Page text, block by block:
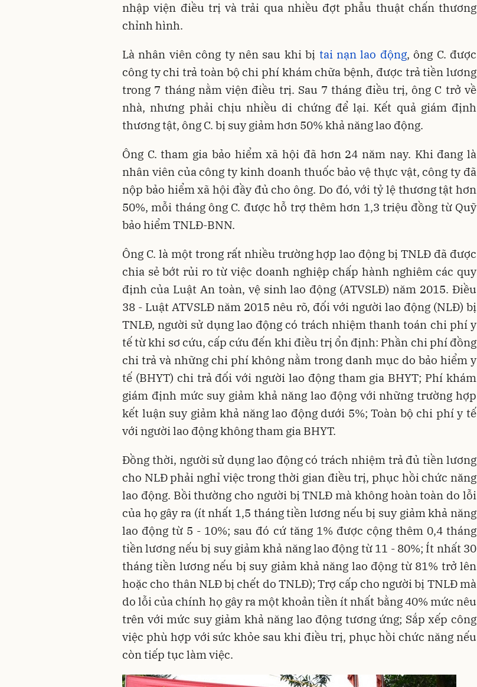
nhập viện điều trị và trải qua nhiều đợt phẫu thuật chấn thương
chỉnh hình.
Là nhân viên công ty nên sau khi bị tai nạn lao động, ông C. được
công ty chi trả toàn bộ chi phí khám chữa bệnh, được trả tiền lương
trong 7 tháng nằm viện điều trị. Sau 7 tháng điều trị, ông C trở về
nhà, nhưng phải chịu nhiều di chứng để lại. Kết quả giám định
thương tật, ông C. bị suy giảm hơn 50% khả năng lao động.
Ông C. tham gia bảo hiểm xã hội đã hơn 24 năm nay. Khi đang là
nhân viên của công ty kinh doanh thuốc bảo vệ thực vật, công ty đã
nộp bảo hiểm xã hội đầy đủ cho ông. Do đó, với tỷ lệ thương tật hơn
50%, mỗi tháng ông C. được hỗ trợ thêm hơn 1,3 triệu đồng từ Quỹ
bảo hiểm TNLĐ-BNN.
Ông C. là một trong rất nhiều trường hợp lao động bị TNLĐ đã được
chia sẻ bớt rủi ro từ việc doanh nghiệp chấp hành nghiêm các quy
định của Luật An toàn, vệ sinh lao động (ATVSLĐ) năm 2015. Điều
38 - Luật ATVSLĐ năm 2015 nêu rõ, đối với người lao động (NLĐ) bị
TNLĐ, người sử dụng lao động có trách nhiệm thanh toán chi phí y
tế từ khi sơ cứu, cấp cứu đến khi điều trị ổn định: Phần chi phí đồng
chi trả và những chi phí không nằm trong danh mục do bảo hiểm y
tế (BHYT) chi trả đối với người lao động tham gia BHYT; Phí khám
giám định mức suy giảm khả năng lao động với những trường hợp
kết luận suy giảm khả năng lao động dưới 5%; Toàn bộ chi phí y tế
với người lao động không tham gia BHYT.
Đồng thời, người sử dụng lao động có trách nhiệm trả đủ tiền lương
cho NLĐ phải nghỉ việc trong thời gian điều trị, phục hồi chức năng
lao động. Bồi thường cho người bị TNLĐ mà không hoàn toàn do lỗi
của họ gây ra (ít nhất 1,5 tháng tiền lương nếu bị suy giảm khả năng
lao động từ 5 - 10%; sau đó cứ tăng 1% được cộng thêm 0,4 tháng
tiền lương nếu bị suy giảm khả năng lao động từ 11 - 80%; Ít nhất 30
tháng tiền lương nếu bị suy giảm khả năng lao động từ 81% trở lên
hoặc cho thân NLĐ bị chết do TNLĐ); Trợ cấp cho người bị TNLĐ mà
do lỗi của chính họ gây ra một khoản tiền ít nhất bằng 40% mức nêu
trên với mức suy giảm khả năng lao động tương ứng; Sắp xếp công
việc phù hợp với sức khỏe sau khi điều trị, phục hồi chức năng nếu
còn tiếp tục làm việc.